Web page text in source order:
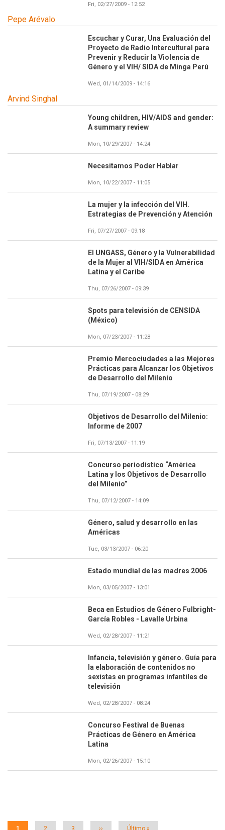
Fri, 02/27/2009 - 12:52
Pepe Arévalo
Escuchar y Curar, Una Evaluación del
Proyecto de Radio Intercultural para
Prevenir y Reducir la Violencia de
Género y el VIH/ SIDA de Minga Perú
Wed, 01/14/2009 - 14:16
Arvind Singhal
Young children, HIV/AIDS and gender:
A summary review
Mon, 10/29/2007 - 14:24
Necesitamos Poder Hablar
Mon, 10/22/2007 - 11:05
La mujer y la infección del VIH.
Estrategias de Prevención y Atención
Fri, 07/27/2007 - 09:18
El UNGASS, Género y la Vulnerabilidad
de la Mujer al VIH/SIDA en América
Latina y el Caribe
Thu, 07/26/2007 - 09:39
Spots para televisión de CENSIDA
(México)
Mon, 07/23/2007 - 11:28
Premio Mercociudades a las Mejores
Prácticas para Alcanzar los Objetivos
de Desarrollo del Milenio
Thu, 07/19/2007 - 08:29
Objetivos de Desarrollo del Milenio:
Informe de 2007
Fri, 07/13/2007 - 11:19
Concurso periodístico “América
Latina y los Objetivos de Desarrollo
del Milenio”
Thu, 07/12/2007 - 14:09
Género, salud y desarrollo en las
Américas
Tue, 03/13/2007 - 06:20
Estado mundial de las madres 2006
Mon, 03/05/2007 - 13:01
Beca en Estudios de Género Fulbright-
García Robles - Lavalle Urbina
Wed, 02/28/2007 - 11:21
Infancia, televisión y género. Guía para
la elaboración de contenidos no
sexistas en programas infantiles de
televisión
Wed, 02/28/2007 - 08:24
Concurso Festival de Buenas
Prácticas de Género en América
Latina
Mon, 02/26/2007 - 15:10
Página
1 Página
2 Página
3 Siguiente
›› Última
Último »